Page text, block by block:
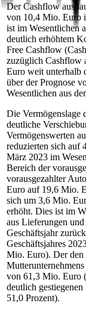
Der Cashflow aus
von 10,4 Mio. Euro
ist im Wesentlichen
deutlich erhöhtem
Free Cashflow
zuzüglich Cashflow
Euro weit unterhalb
über der Prognose
Wesentlichen aus
Die Vermögenslage
deutliche
Vermögenswerten
reduzierten sich auf
März 2023 im
Bereich der
vorausgezahlter
Euro auf 19,6 Mio.
sich um 3,6 Mio.
erhöht. Dies ist im
aus Lieferungen
Geschäftsjahr
Geschäftsjahres
Mio. Euro). Der den
von 61,3 Mio. Euro
deutlich
51,0 Prozent).